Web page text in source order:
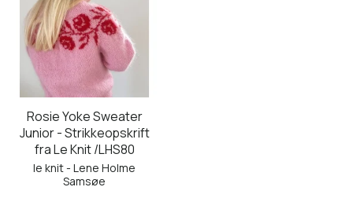
Rosie Yoke Sweater
Junior - Strikkeopskrift
fra Le Knit /LHS80
le knit - Lene Holme
Samsøe